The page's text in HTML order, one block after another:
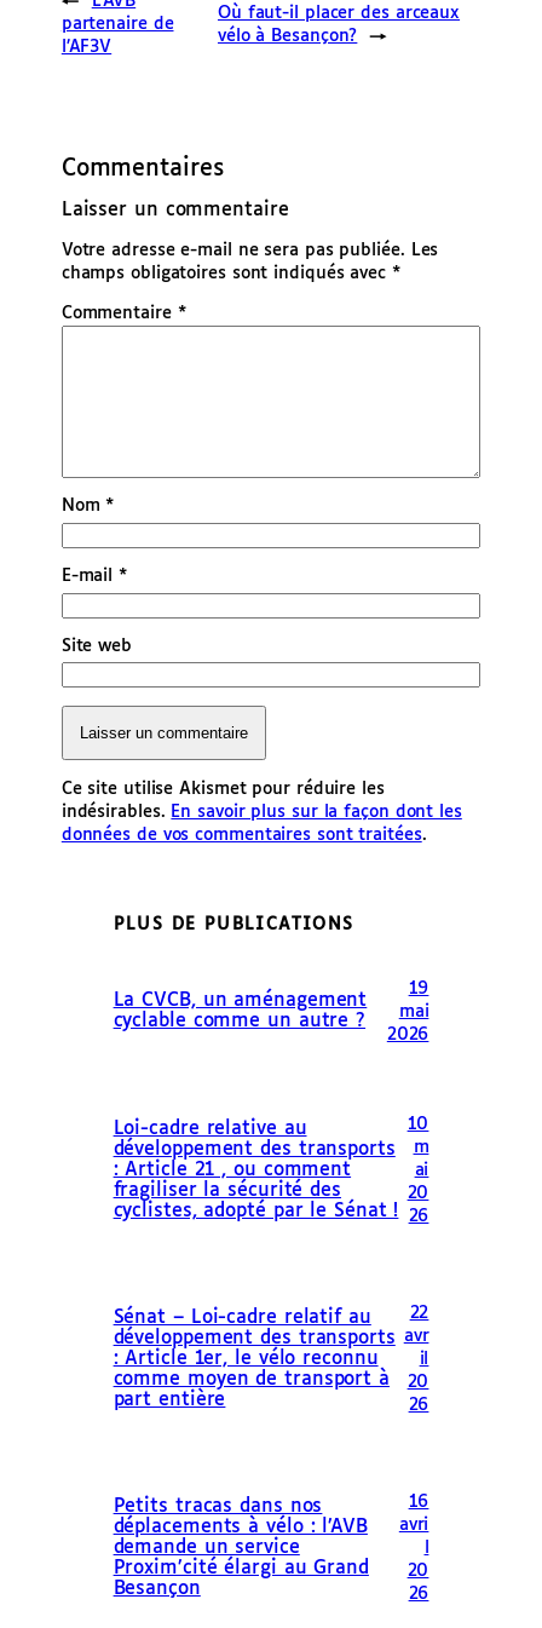
partenaire de
l’AF3V
Où faut-il placer des arceaux
vélo à Besançon?
→
Commentaires
Laisser un commentaire
Votre adresse e-mail ne sera pas publiée.
Les
champs obligatoires sont indiqués avec *
Commentaire *
Nom*
E-mail*
Site web
Ce site utilise Akismet pour réduire les
indésirables. En savoir plus sur la façon dont les
données de vos commentaires sont traitées.
PLUS DE PUBLICATIONS
La CVCB, un aménagement
cyclable comme un autre ?
19
mai
2026
Loi-cadre relative au
développement des transports
: Article 21 , ou comment
fragiliser la sécurité des
cyclistes, adopté par le Sénat !
10
m
ai
20
26
Sénat – Loi-cadre relatif au
développement des transports
: Article 1er, le vélo reconnu
comme moyen de transport à
part entière
22
avr
il
20
26
Petits tracas dans nos
déplacements à vélo : l’AVB
demande un service
Proxim’cité élargi au Grand
Besançon
16
avri
20
26